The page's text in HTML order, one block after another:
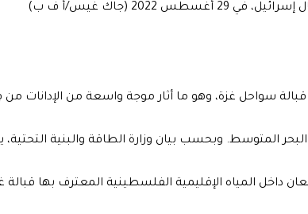
(جاك غيس/أ ف ب)
قبالة سواحل غزة، وهو ما أثار موجة واسعة من
المتوسط. وبحسب بيان وزارة الطاقة والبنية
داخل المياه الإقليمية الفلسطينية المعترف بها قبالة